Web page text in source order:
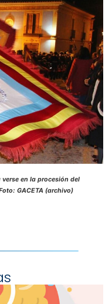
en la procesión del
(archivo)